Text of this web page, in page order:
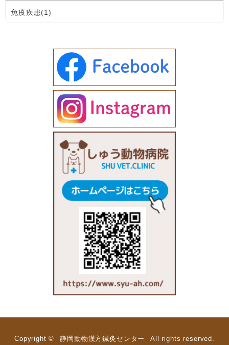
免疫疾患(1)
Copyright © 静岡動物漢方鍼灸センター All rights reserved.